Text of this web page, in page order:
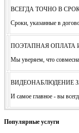
ВСЕГДА ТОЧНО В
Сроки, указанные в
ПОЭТАПНАЯ ОПЛАТА
Мы уверяем, что
ВИДЕОНАБЛЮДЕНИЕ
И самое главное - вы
Популярные услуги